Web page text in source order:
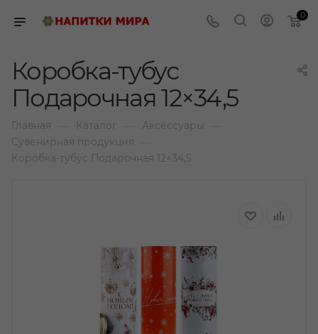
0
Коробка-тубус
Подарочная 12×34,5
Главная Каталог Аксессуары
Сувенирная продукция
Коробка-тубус Подарочная 12×34,5